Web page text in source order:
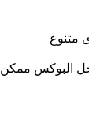
متنوع
البوكس